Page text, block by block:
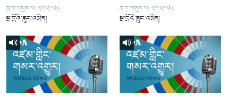
ཟླ་བ་གསུམ་པ། ༣༡།༢༠༢༥
སྔ་དྲོའི་རླུང་འཕྲིན།
ཟླ་བ་གསུམ་པ། ༣༠།༢༠༢༥
སྔ་དྲོའི་རླུང་འཕྲིན།